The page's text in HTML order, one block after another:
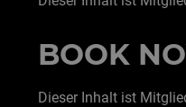
BOOK
Dieser Inhalt ist